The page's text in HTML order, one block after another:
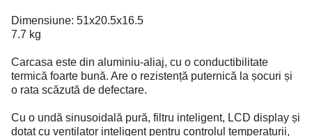
Dimensiune: 51x20.5x16.5
7.7 kg
Carcasa este din aluminiu-aliaj, cu o conductibilitate
termică foarte bună. Are o rezistență puternică la șocuri și
o rata scăzută de defectare.
Cu o undă sinusoidală pură, filtru inteligent, LCD display și
dotat cu ventilator inteligent pentru controlul temperaturii,